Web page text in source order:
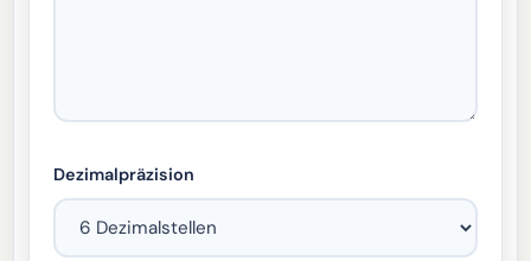
Dezimalpräzision